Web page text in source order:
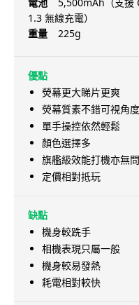
1.3 無線充電）
重量
225g
優點
熒幕更大睇片更爽
熒幕質素不錯可視角
單手操控依然輕鬆
顏色選擇多
旗艦級效能打機亦無
定價相對抵玩
缺點
機身較跣手
相機表現只屬一般
機身較易發熱
耗電相對較快